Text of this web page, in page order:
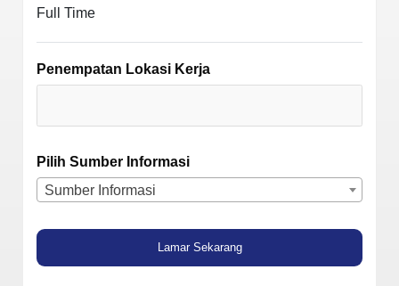
Full Time
Penempatan Lokasi Kerja
Pilih Sumber Informasi
Sumber Informasi
Lamar Sekarang